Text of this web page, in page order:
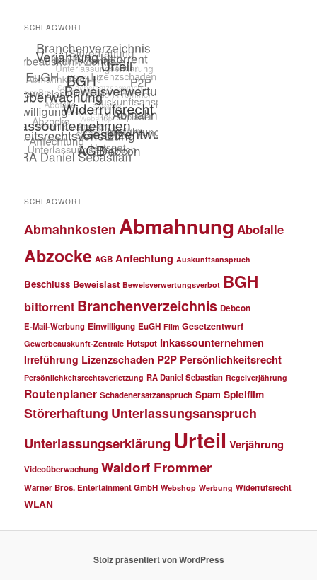
SCHLAGWORT
SCHLAGWORT
Abmahnkosten Abmahnung Abofalle
Abzocke AGB Anfechtung Auskunftsanspruch
Beschluss Beweislast Beweisverwertungsverbot BGH
bittorrent Branchenverzeichnis Debcon
E-Mail-Werbung Einwilligung EuGH Film Gesetzentwurf
Gewerbeauskunft-Zentrale Hotspot Inkassounternehmen
Irreführung Lizenzschaden P2P Persönlichkeitsrecht
Persönlichkeitsrechtsverletzung RA Daniel Sebastian Regelverjährung
Routenplaner Schadenersatzanspruch Spam Spielfilm
Störerhaftung Unterlassungsanspruch
Unterlassungserklärung Urteil Verjährung
Videoüberwachung Waldorf Frommer
Warner Bros. Entertainment GmbH Webshop Werbung Widerrufsrecht
WLAN
Stolz präsentiert von WordPress